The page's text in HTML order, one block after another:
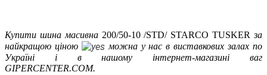
Купити шина масивна 200/50-10 /STD/ STARCO TUSKER за
найкращою ціною
можна у нас в виставкових залах по
Україні і в нашому інтернет-магазині ваг
GIPERCENTER.COM.